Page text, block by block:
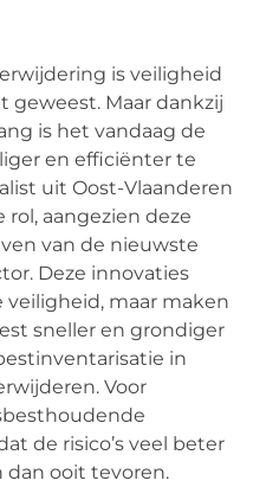
is veiligheid
geweest. Maar dankzij
is het vandaag de
en efficiënter te
uit Oost-Vlaanderen
aangezien deze
van de nieuwste
Deze innovaties
maar maken
sneller en grondiger
in
Voor
de risico’s veel beter
ooit tevoren.